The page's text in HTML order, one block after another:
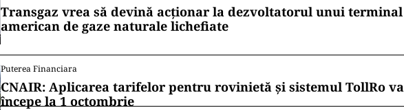
Transgaz vrea să devină acționar la dezvoltatorul unui terminal
american de gaze naturale lichefiate
Puterea Financiara
CNAIR: Aplicarea tarifelor pentru rovinietă și sistemul TollRo va
începe la 1 octombrie